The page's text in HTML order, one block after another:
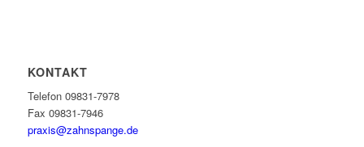
KONTAKT
Telefon 09831-7978
Fax 09831-7946
praxis@zahnspange.de